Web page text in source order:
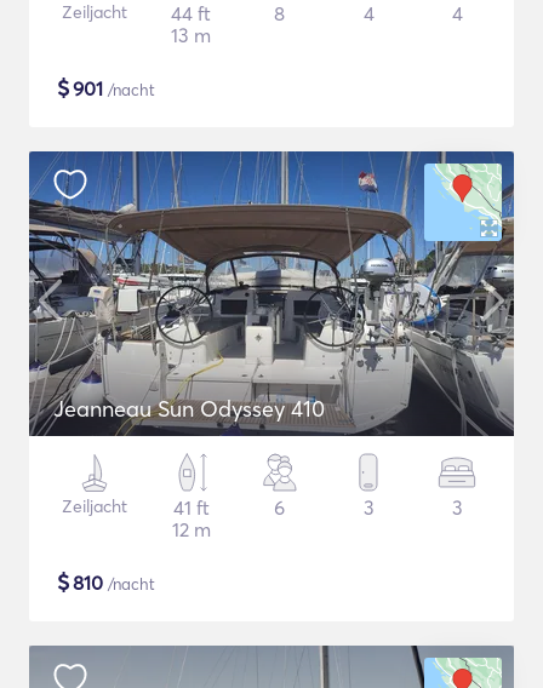
Zeiljacht
44 ft
13 m
8 4 4
$901 /nacht
Jeanneau Sun Odyssey 410
Zeiljacht
41 ft
12 m
6 3 3
$810 /nacht